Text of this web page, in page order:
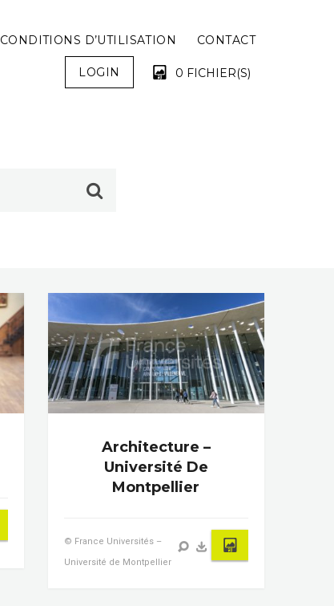
CONDITIONS D’UTILISATION CONTACT
LOGIN 0 FICHIER(S)
Architecture –
Université De
Montpellier
© France Universités –
Université de Montpellier